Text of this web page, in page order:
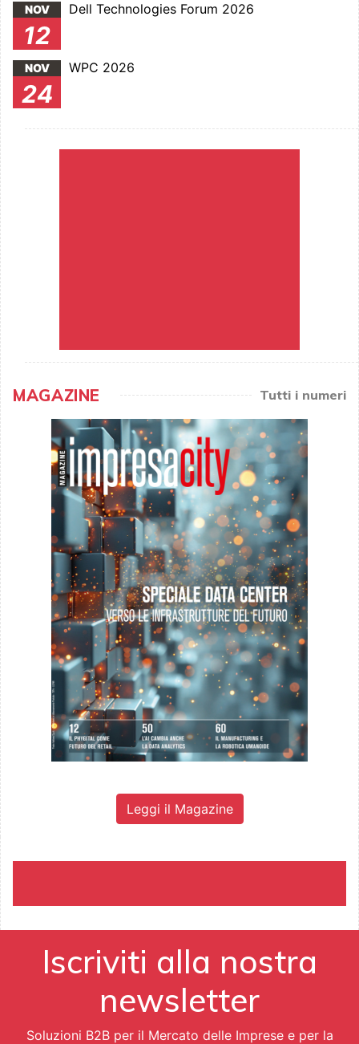
NOV
12
Dell Technologies Forum 2026
NOV
24
WPC 2026
MAGAZINE Tutti i numeri
Leggi il Magazine
Iscriviti alla nostra
newsletter
Soluzioni B2B per il Mercato delle Imprese e per la